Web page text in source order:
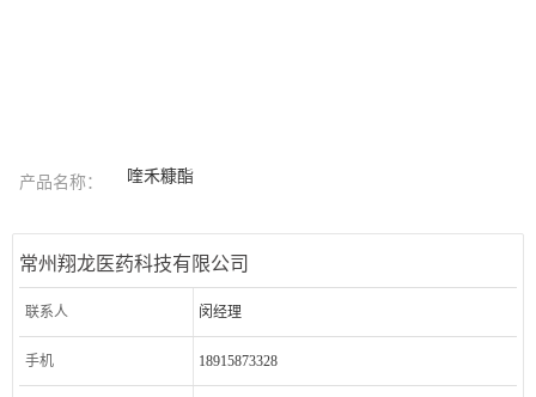
产品名称： 喹禾糠酯
常州翔龙医药科技有限公司
联系人 闵经理
手机 18915873328